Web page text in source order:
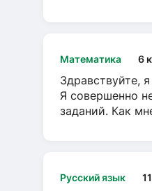
Математика 6
Здравствуйте,
Я совершенно
заданий. Как
Русский язык